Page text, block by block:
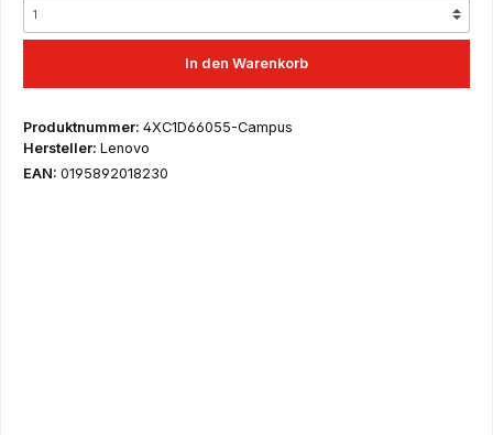
In den Warenkorb
Produktnummer: 4XC1D66055-Campus
Hersteller: Lenovo
EAN: 0195892018230